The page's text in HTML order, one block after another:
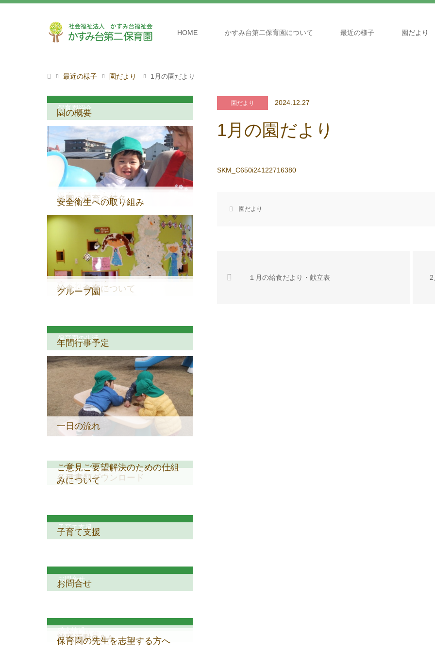
HOME かすみ台第二保育園について 最近の様子 園だより
最近の様子 園だより 1月の園だより
園だより 2024.12.27
1月の園だより
SKM_C650i24122716380
園だより
１月の給食だより・献立表 2
保育園紹介
園の概要
保育目標・方針
当園の保育の特色
安全衛生への取り組み
恵まれた環境
給食・食育について
グループ園
保育園の生活
年間行事予定
一日の流れ
保護者向けコンテンツ
各種書類ダウンロード
ご意見ご要望解決のための仕組
みについて
子育て支援
子育て支援
お問合せ
お問合せ
求人情報
保育士募集
就職活動Q＆A
保育園の先生を志望する方へ